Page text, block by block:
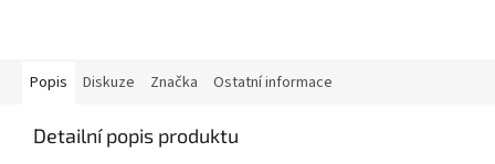
Popis Diskuze Značka Ostatní informace
Detailní popis produktu